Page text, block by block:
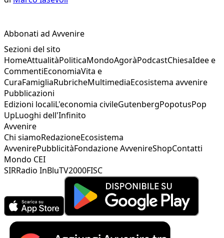
Abbonati ad Avvenire
Sezioni del sito
HomeAttualitàPoliticaMondoAgoràPodcastChiesaIdee e
CommentiEconomiaVita e
CuraFamigliaRubricheMultimediaEcosistema avvenire
Pubblicazioni
Edizioni localiL'economia civileGutenbergPopotusPop
UpLuoghi dell'Infinito
Avvenire
Chi siamoRedazioneEcosistema
AvvenirePubblicitàFondazione AvvenireShopContatti
Mondo CEI
SIRRadio InBluTV2000FISC